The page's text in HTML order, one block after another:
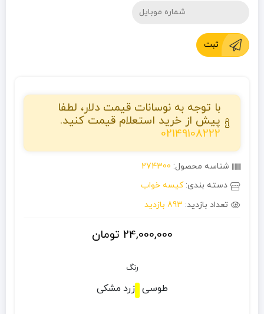
ثبت
با توجه به نوسانات قیمت دلار، لطفا
پیش از خرید استعلام قیمت کنید.
02149108222
شناسه محصول: 274300
دسته بندی:کیسه خواب
تعداد بازدید: 893 بازدید
24,000,000 تومان
رنگ
طوسی زرد مشکی